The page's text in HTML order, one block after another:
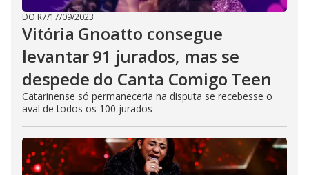
DO R7/17/09/2023
Vitória Gnoatto consegue
levantar 91 jurados, mas se
despede do Canta Comigo Teen
Catarinense só permaneceria na disputa se recebesse o
aval de todos os 100 jurados